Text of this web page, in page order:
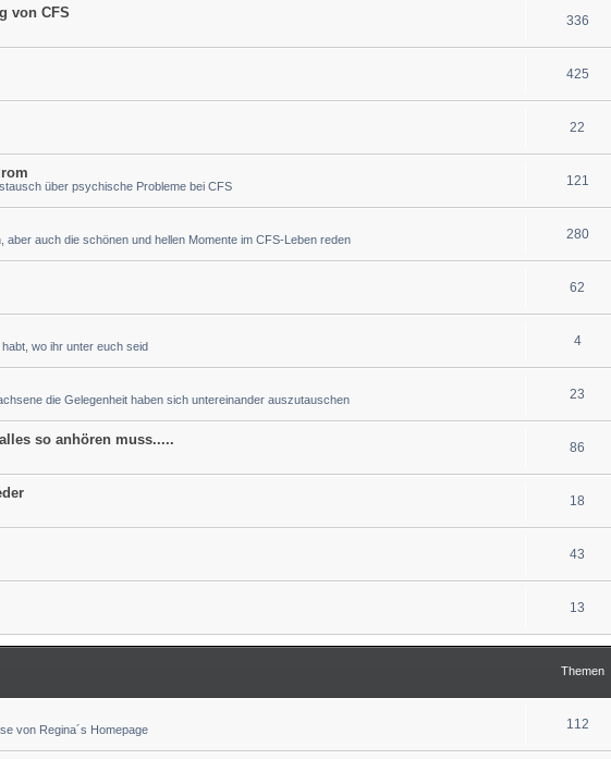
von CFS 336
425
22
über psychische Probleme bei CFS 121
aber auch die schönen und hellen Momente im CFS-Leben reden 280
62
wo ihr unter euch seid 4
die Gelegenheit haben sich untereinander auszutauschen 23
so anhören muss..... 86
18
43
13
Themen
von Regina´s Homepage 112